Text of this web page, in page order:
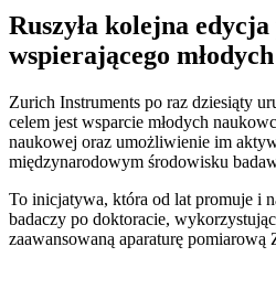
Ruszyła kolejna
wspierającego
Zurich Instruments po raz dziesiąty
celem jest wsparcie młodych
naukowej oraz umożliwienie im
międzynarodowym środowisku
To inicjatywa, która od lat promuje i
badaczy po doktoracie,
zaawansowaną aparaturę pomiarową